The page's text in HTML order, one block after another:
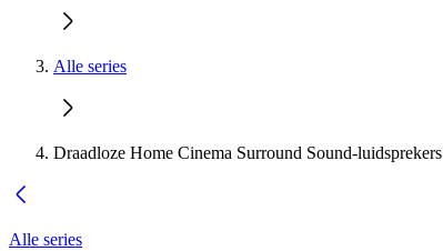
Alle series
Draadloze Home Cinema Surround Sound-luidsprekers
Alle series